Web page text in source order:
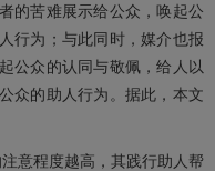
的苦难展示给公众，唤起公
行为；与此同时，媒介也报
公众的认同与敬佩，给人以
众的助人行为。据此，本文
意程度越高，其践行助人帮